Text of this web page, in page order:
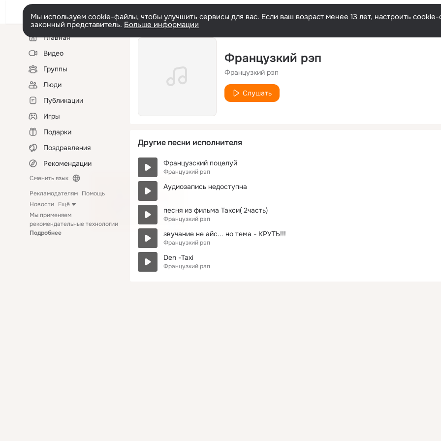
Мы используем cookie-файлы, чтобы улучшить сервисы для вас. Если ваш возраст менее 13 лет, настроить
законный представитель. Больше информации
Левая
колонкаГлавная
Видео
Группы
Люди
Публикации
Игры
Подарки
Поздравления
Рекомендации
Сменить язык
Рекламодателям Помощь
Новости Ещё
Мы применяем
рекомендательные технологии
Подробнее
Французкий рэп
Французкий рэп
Слушать
Другие песни исполнителя
Французский поцелуй
Французкий рэп
Аудиозапись недоступна
песня из фильма Такси( 2часть)
Французкий рэп
звучание не айс... но тема - КРУТЬ!!!
Французкий рэп
Den -Taxi
Французкий рэп